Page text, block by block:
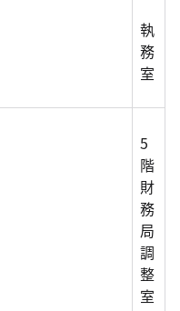
執
務
室
5
階
財
務
局
調
整
室